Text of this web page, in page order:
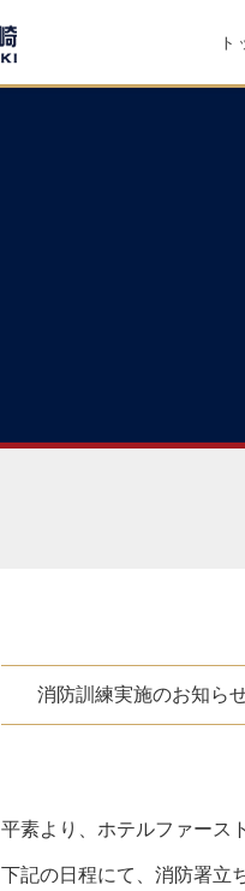
ト
消防訓練実施のお知ら
平素より、ホテルファース
下記の日程にて、消防署立